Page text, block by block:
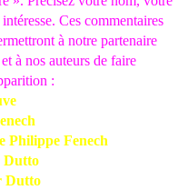
Ces commentaires
à notre partenaire
à nos auteurs de faire
:
Fenech
Dutto
Dutto